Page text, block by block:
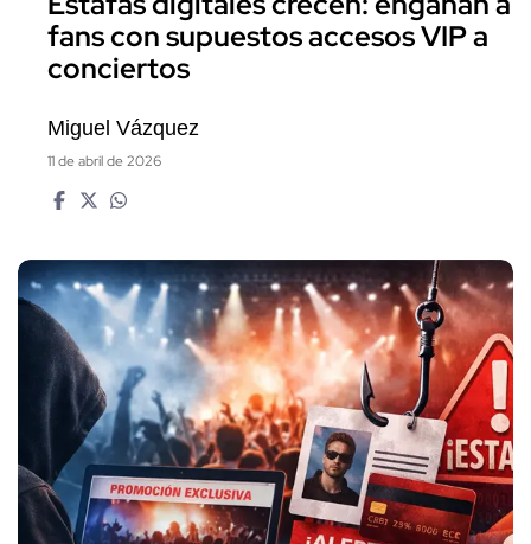
fans con supuestos accesos VIP a
conciertos
Miguel Vázquez
11 de abril de 2026